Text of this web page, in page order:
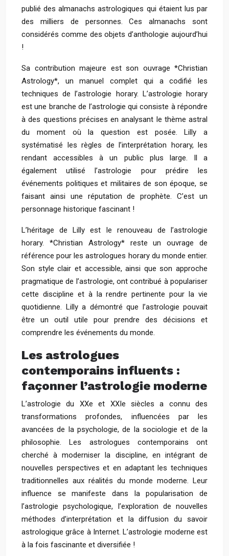
publié des almanachs astrologiques qui étaient lus par
des milliers de personnes. Ces almanachs sont
considérés comme des objets d’anthologie aujourd’hui
!
Sa contribution majeure est son ouvrage *Christian
Astrology*, un manuel complet qui a codifié les
techniques de l’astrologie horary. L’astrologie horary
est une branche de l’astrologie qui consiste à répondre
à des questions précises en analysant le thème astral
du moment où la question est posée. Lilly a
systématisé les règles de l’interprétation horary, les
rendant accessibles à un public plus large. Il a
également utilisé l’astrologie pour prédire les
événements politiques et militaires de son époque, se
faisant ainsi une réputation de prophète. C’est un
personnage historique fascinant !
L’héritage de Lilly est le renouveau de l’astrologie
horary. *Christian Astrology* reste un ouvrage de
référence pour les astrologues horary du monde entier.
Son style clair et accessible, ainsi que son approche
pragmatique de l’astrologie, ont contribué à populariser
cette discipline et à la rendre pertinente pour la vie
quotidienne. Lilly a démontré que l’astrologie pouvait
être un outil utile pour prendre des décisions et
comprendre les événements du monde.
Les astrologues
contemporains influents :
façonner l’astrologie moderne
L’astrologie du XXe et XXIe siècles a connu des
transformations profondes, influencées par les
avancées de la psychologie, de la sociologie et de la
philosophie. Les astrologues contemporains ont
cherché à moderniser la discipline, en intégrant de
nouvelles perspectives et en adaptant les techniques
traditionnelles aux réalités du monde moderne. Leur
influence se manifeste dans la popularisation de
l’astrologie psychologique, l’exploration de nouvelles
méthodes d’interprétation et la diffusion du savoir
astrologique grâce à Internet. L’astrologie moderne est
à la fois fascinante et diversifiée !